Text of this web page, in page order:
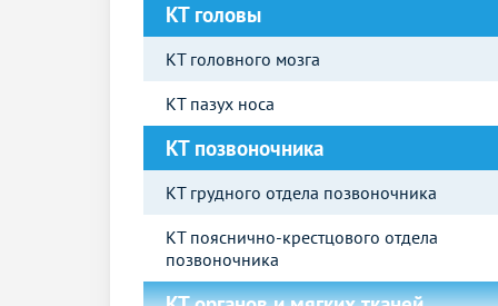
КТ головы
КТ головного мозга
КТ пазух носа
КТ позвоночника
КТ грудного отдела позвоночника
КТ пояснично-крестцового отдела
позвоночника